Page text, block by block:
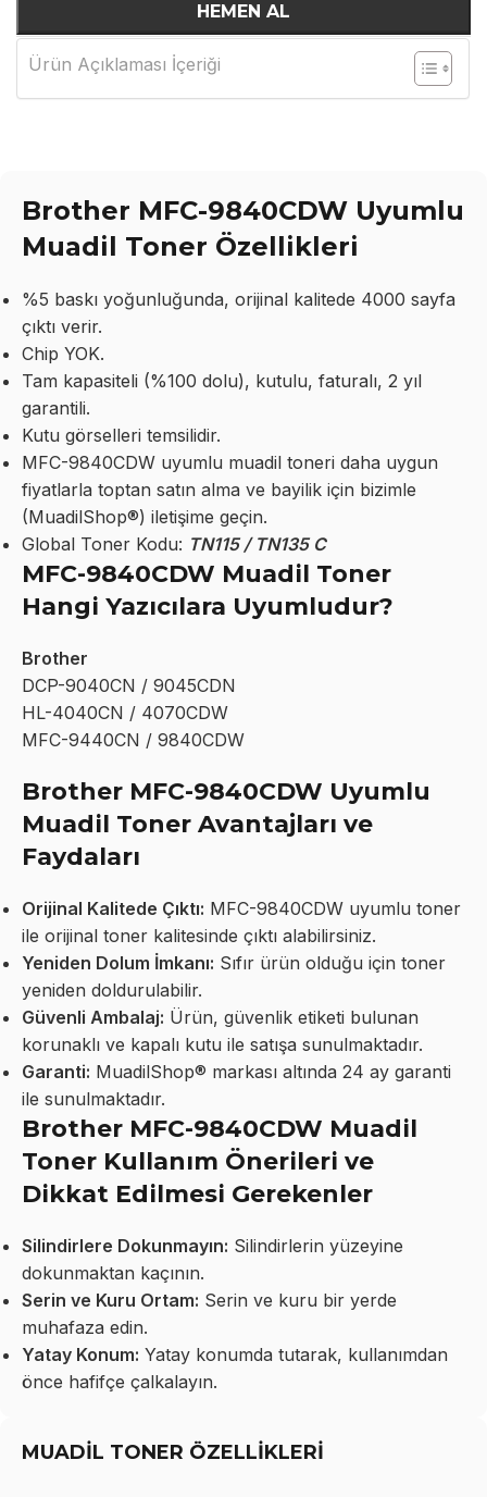
HEMEN AL
Ürün Açıklaması İçeriği
Brother MFC-9840CDW Uyumlu
Muadil Toner Özellikleri
%5 baskı yoğunluğunda, orijinal kalitede 4000 sayfa
çıktı verir.
Chip YOK.
Tam kapasiteli (%100 dolu), kutulu, faturalı, 2 yıl
garantili.
Kutu görselleri temsilidir.
MFC-9840CDW uyumlu muadil toneri daha uygun
fiyatlarla toptan satın alma ve bayilik için bizimle
(MuadilShop®) iletişime geçin.
Global Toner Kodu: TN115 / TN135 C
MFC-9840CDW Muadil Toner
Hangi Yazıcılara Uyumludur?
Brother
DCP-9040CN / 9045CDN
HL-4040CN / 4070CDW
MFC-9440CN / 9840CDW
Brother MFC-9840CDW Uyumlu
Muadil Toner Avantajları ve
Faydaları
Orijinal Kalitede Çıktı: MFC-9840CDW uyumlu toner
ile orijinal toner kalitesinde çıktı alabilirsiniz.
Yeniden Dolum İmkanı: Sıfır ürün olduğu için toner
yeniden doldurulabilir.
Güvenli Ambalaj: Ürün, güvenlik etiketi bulunan
korunaklı ve kapalı kutu ile satışa sunulmaktadır.
Garanti: MuadilShop® markası altında 24 ay garanti
ile sunulmaktadır.
Brother MFC-9840CDW Muadil
Toner Kullanım Önerileri ve
Dikkat Edilmesi Gerekenler
Silindirlere Dokunmayın: Silindirlerin yüzeyine
dokunmaktan kaçının.
Serin ve Kuru Ortam: Serin ve kuru bir yerde
muhafaza edin.
Yatay Konum: Yatay konumda tutarak, kullanımdan
önce hafifçe çalkalayın.
MUADİL TONER ÖZELLİKLERİ